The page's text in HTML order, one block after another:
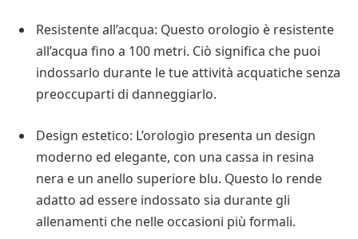
Resistente all’acqua: Questo orologio è resistente
all’acqua fino a 100 metri. Ciò significa che puoi
indossarlo durante le tue attività acquatiche senza
preoccuparti di danneggiarlo.
Design estetico: L’orologio presenta un design
moderno ed elegante, con una cassa in resina
nera e un anello superiore blu. Questo lo rende
adatto ad essere indossato sia durante gli
allenamenti che nelle occasioni più formali.